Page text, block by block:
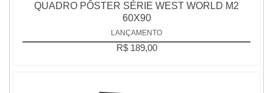
QUADRO PÔSTER SÉRIE WEST WORLD M2
60X90
LANÇAMENTO
R$ 189,00